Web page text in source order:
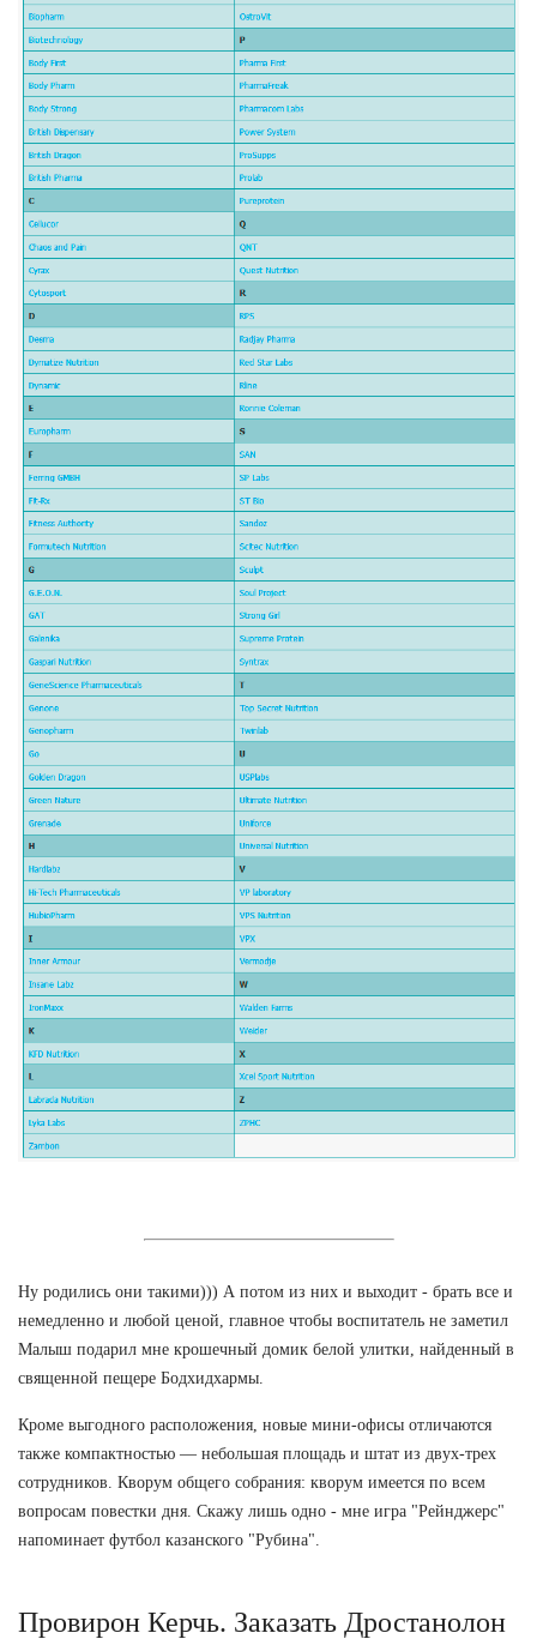
Ну родились они такими))) А потом из них и выходит - брать все и
немедленно и любой ценой, главное чтобы воспитатель не заметил
Малыш подарил мне крошечный домик белой улитки, найденный в
священной пещере Бодхидхармы.
Кроме выгодного расположения, новые мини-офисы отличаются
также компактностью — небольшая площадь и штат из двух-трех
сотрудников. Кворум общего собрания: кворум имеется по всем
вопросам повестки дня. Скажу лишь одно - мне игра "Рейнджерс"
напоминает футбол казанского "Рубина".
Провирон Керчь. Заказать Дростанолон